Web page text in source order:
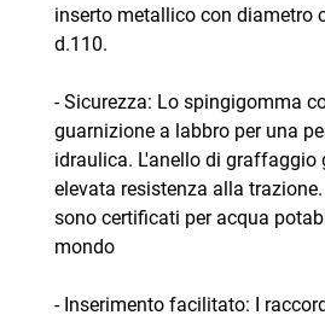
inserto metallico con diametro
d.110.
- Sicurezza: Lo spingigomma
guarnizione a labbro per una
idraulica. L'anello di graffaggio
elevata resistenza alla
sono certificati per acqua
mondo
- Inserimento facilitato: I